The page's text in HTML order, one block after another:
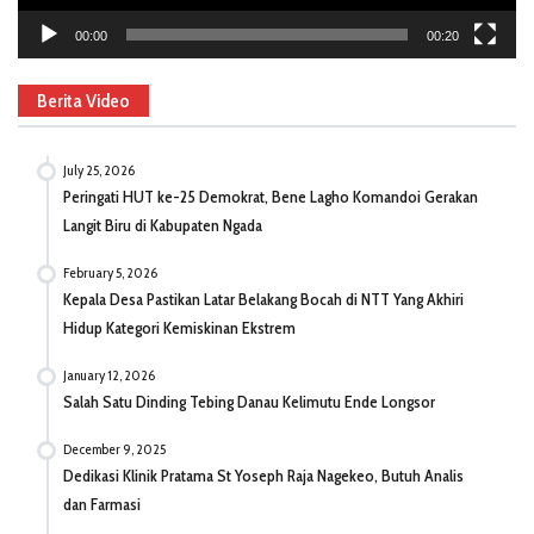
00:00 00:20
Berita Video
July 25, 2026
Peringati HUT ke-25 Demokrat, Bene Lagho Komandoi Gerakan
Langit Biru di Kabupaten Ngada
February 5, 2026
Kepala Desa Pastikan Latar Belakang Bocah di NTT Yang Akhiri
Hidup Kategori Kemiskinan Ekstrem
January 12, 2026
Salah Satu Dinding Tebing Danau Kelimutu Ende Longsor
December 9, 2025
Dedikasi Klinik Pratama St Yoseph Raja Nagekeo, Butuh Analis
dan Farmasi